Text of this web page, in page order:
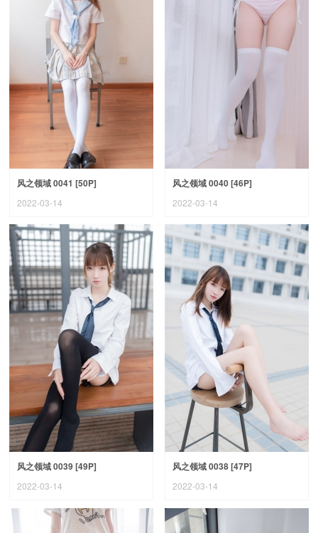
风之领域 0041 [50P]
2022-03-14
风之领域 0040 [46P]
2022-03-14
风之领域 0039 [49P]
2022-03-14
风之领域 0038 [47P]
2022-03-14